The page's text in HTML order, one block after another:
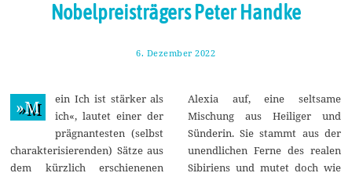
Nobelpreisträgers Peter Handke
6. Dezember 2022
e
e
m
b
e
r
»M
ein Ich ist stärker als
ich«, lautet einer der
prägnantesten (selbst
charakterisierenden) Sätze aus
dem kürzlich erschienenen
Alexia auf, eine seltsame
Mischung aus Heiliger und
Sünderin. Sie stammt aus der
unendlichen Ferne des realen
Sibiriens und mutet doch wie